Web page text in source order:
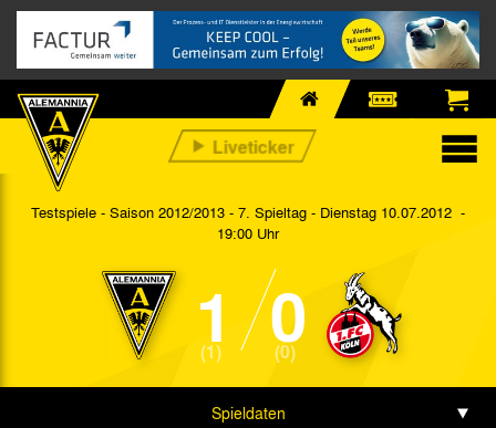
Testspiele - Saison 2012/2013 - 7. Spieltag - Dienstag 10.07.2012 -
19:00 Uhr
1
(1) 0
(0)
Spieldaten